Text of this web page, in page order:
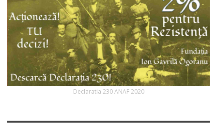
Declaratia 230 ANAF 2020